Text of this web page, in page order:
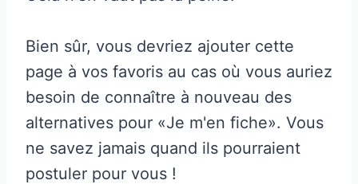
Bien sûr, vous devriez ajouter cette
page à vos favoris au cas où vous auriez
besoin de connaître à nouveau des
alternatives pour «Je m'en fiche». Vous
ne savez jamais quand ils pourraient
postuler pour vous !